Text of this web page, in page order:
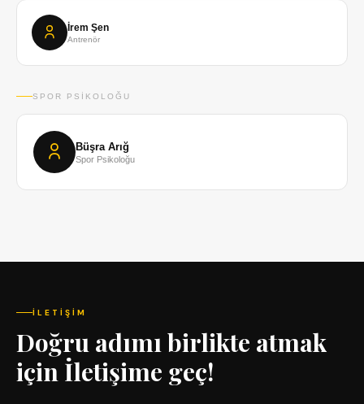
İrem Şen
Antrenör
SPOR PSIKOLOĞU
Büşra Arığ
Spor Psikoloğu
İLETIŞIM
Doğru adımı birlikte atmak
için İletişime geç!